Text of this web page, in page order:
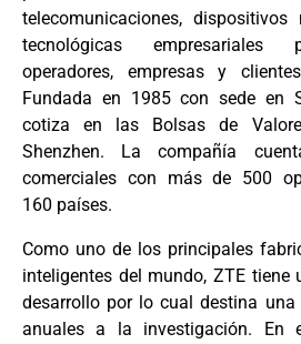
telecomunicaciones,
tecnológicas
operadores, empresas y
Fundada en 1985 con sede en
cotiza en las Bolsas de
Shenzhen. Lacompañía
comerciales con más de 500
160 países.
Como uno de los principales
inteligentes del mundo, ZTE tiene
desarrollo por lo cual destina
anuales a la investigación. En